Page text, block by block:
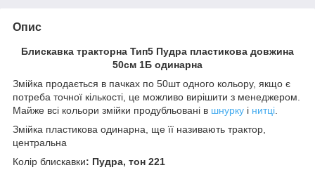
Опис
Блискавка тракторна Тип5 Пудра пластикова довжина
50см 1Б одинарна
Змійка продається в пачках по 50шт одного кольору, якщо є
потреба точної кількості, це можливо вирішити з менеджером.
Майже всі кольори змійки продубльовані в шнурку і нитці
Змійка пластикова одинарна, ще її називають трактор,
центральна
Колір блискавки: Пудра, тон 221